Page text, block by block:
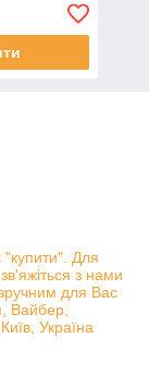
"купити". Для
з нами
для Вас
Вайбер,
Україна